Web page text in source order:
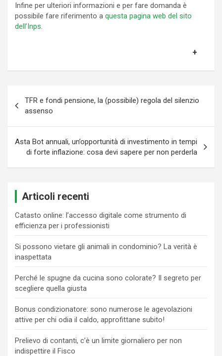
Infine per ulteriori informazioni e per fare domanda è
possibile fare riferimento a questa pagina web del sito
dell’Inps
articoli
TFR e fondi pensione, la (possibile) regola del silenzio
assenso
Asta Bot annuali, un’opportunità di investimento in tempi
di forte inflazione: cosa devi sapere per non perderla
Articoli recenti
Catasto online: l’accesso digitale come strumento di
efficienza per i professionisti
Si possono vietare gli animali in condominio? La verità è
inaspettata
Perché le spugne da cucina sono colorate? Il segreto per
scegliere quella giusta
Bonus condizionatore: sono numerose le agevolazioni
attive per chi odia il caldo, approfittane subito!
Prelievo di contanti, c’è un limite giornaliero per non
indispettire il Fisco